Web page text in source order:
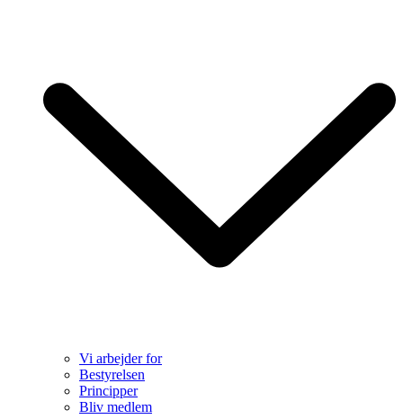
Vi arbejder for
Bestyrelsen
Principper
Bliv medlem